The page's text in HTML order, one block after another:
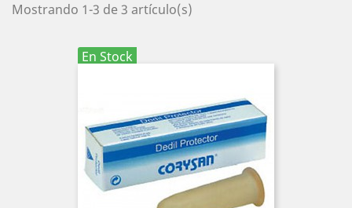
Mostrando 1-3 de 3 artículo(s)
En Stock